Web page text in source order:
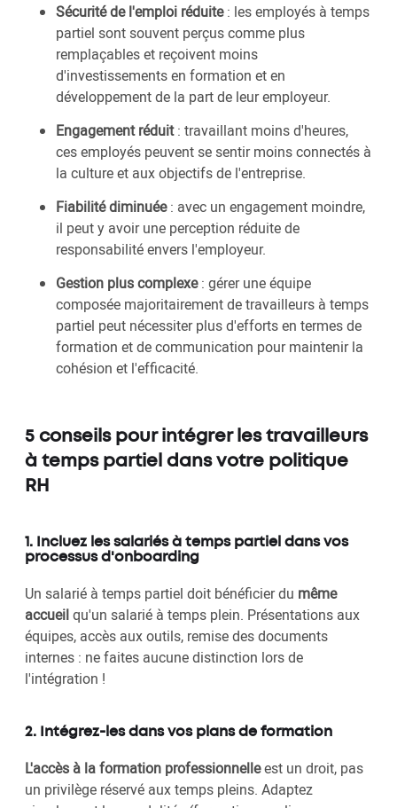
Sécurité de l'emploi réduite: les employés à temps
partiel sont souvent perçus comme plus
remplaçables et reçoivent moins
d'investissements en formation et en
développement de la part de leur employeur.
Engagement réduit: travaillant moins d'heures,
ces employés peuvent se sentir moins connectés à
la culture et aux objectifs de l'entreprise.
Fiabilité diminuée: avec un engagement moindre,
il peut y avoir une perception réduite de
responsabilité envers l'employeur.
Gestion plus complexe: gérer une équipe
composée majoritairement de travailleurs à temps
partiel peut nécessiter plus d'efforts en termes de
formation et de communication pour maintenir la
cohésion et l'efficacité.
5 conseils pour intégrer les travailleurs
à temps partiel dans votre politique
RH
1. Incluez les salariés à temps partiel dans vos
processus d'onboarding
Un salarié à temps partiel doit bénéficier du même
accueilqu'un salarié à temps plein. Présentations aux
équipes, accès aux outils, remise des documents
internes : ne faites aucune distinction lors de
l'intégration !
2. Intégrez-les dans vos plans de formation
L'accès à la formation professionnelleest un droit, pas
un privilège réservé aux temps pleins. Adaptez